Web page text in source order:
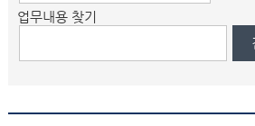
업무내용 찾기